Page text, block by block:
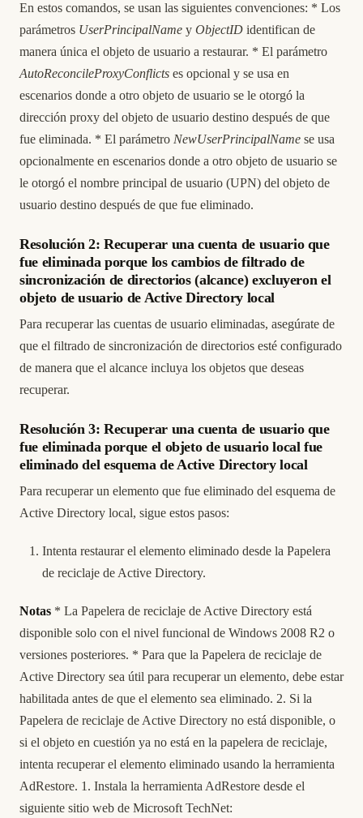
En estos comandos, se usan las siguientes convenciones: * Los
parámetros UserPrincipalName y ObjectID identifican de
manera única el objeto de usuario a restaurar. * El parámetro
AutoReconcileProxyConflicts es opcional y se usa en
escenarios donde a otro objeto de usuario se le otorgó la
dirección proxy del objeto de usuario destino después de que
fue eliminada. * El parámetro NewUserPrincipalName se usa
opcionalmente en escenarios donde a otro objeto de usuario se
le otorgó el nombre principal de usuario (UPN) del objeto de
usuario destino después de que fue eliminado.
Resolución 2: Recuperar una cuenta de usuario que
fue eliminada porque los cambios de filtrado de
sincronización de directorios (alcance) excluyeron el
objeto de usuario de Active Directory local
Para recuperar las cuentas de usuario eliminadas, asegúrate de
que el filtrado de sincronización de directorios esté configurado
de manera que el alcance incluya los objetos que deseas
recuperar.
Resolución 3: Recuperar una cuenta de usuario que
fue eliminada porque el objeto de usuario local fue
eliminado del esquema de Active Directory local
Para recuperar un elemento que fue eliminado del esquema de
Active Directory local, sigue estos pasos:
Intenta restaurar el elemento eliminado desde la Papelera
de reciclaje de Active Directory.
Notas * La Papelera de reciclaje de Active Directory está
disponible solo con el nivel funcional de Windows 2008 R2 o
versiones posteriores. * Para que la Papelera de reciclaje de
Active Directory sea útil para recuperar un elemento, debe estar
habilitada antes de que el elemento sea eliminado. 2. Si la
Papelera de reciclaje de Active Directory no está disponible, o
si el objeto en cuestión ya no está en la papelera de reciclaje,
intenta recuperar el elemento eliminado usando la herramienta
AdRestore. 1. Instala la herramienta AdRestore desde el
siguiente sitio web de Microsoft TechNet: